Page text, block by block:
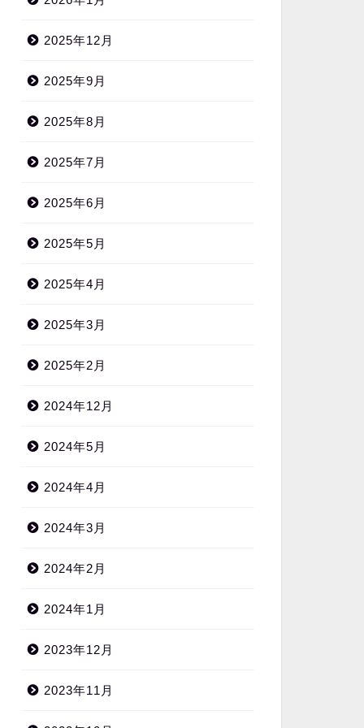
2025年12月
2025年9月
2025年8月
2025年7月
2025年6月
2025年5月
2025年4月
2025年3月
2025年2月
2024年12月
2024年5月
2024年4月
2024年3月
2024年2月
2024年1月
2023年12月
2023年11月